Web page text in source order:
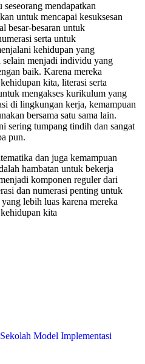
mendapatkan
untuk mencapai kesuksesan
besar-besaran untuk
serta untuk
kehidupan yang
selain menjadi individu yang
baik. Karena mereka
kita, literasi serta
mengakses kurikulum yang
di lingkungan kerja, kemampuan
bersama satu sama lain.
sering tumpang tindih dan sangat
pun.
dan juga kemampuan
hambatan untuk bekerja
komponen reguler dari
dan numerasi penting untuk
lebih luas karena mereka
kita